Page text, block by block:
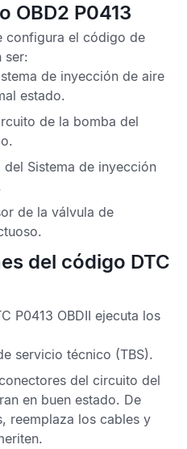
OBD2 P0413
configura el código de
ser:
de inyección de aire
estado.
de la bomba del
del Sistema de inyección
de la válvula de
del código DTC
P0413 OBDII ejecuta los
servicio técnico (TBS).
del circuito del
en buen estado. De
reemplaza los cables y